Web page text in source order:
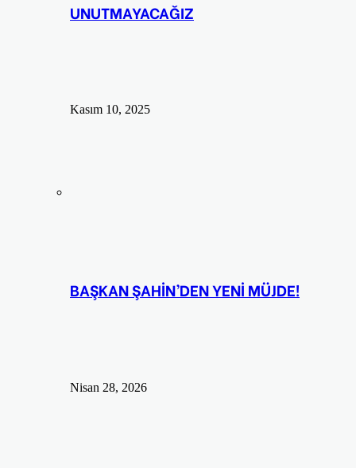
UNUTMAYACAĞIZ
Kasım 10, 2025
BAŞKAN ŞAHİN’DEN YENİ MÜJDE!
Nisan 28, 2026